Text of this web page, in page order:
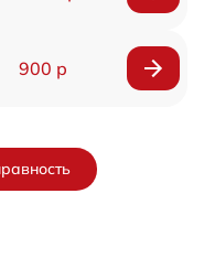
900 р